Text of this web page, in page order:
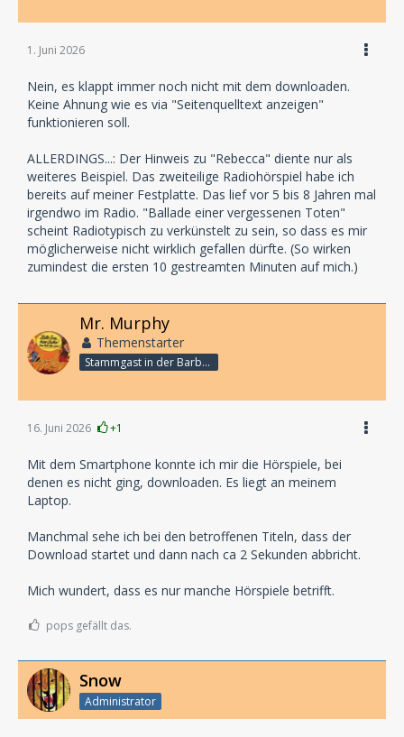
1. Juni 2026
Nein, es klappt immer noch nicht mit dem downloaden.
Keine Ahnung wie es via "Seitenquelltext anzeigen"
funktionieren soll.
ALLERDINGS...: Der Hinweis zu "Rebecca" diente nur als
weiteres Beispiel. Das zweiteilige Radiohörspiel habe ich
bereits auf meiner Festplatte. Das lief vor 5 bis 8 Jahren mal
irgendwo im Radio. "Ballade einer vergessenen Toten"
scheint Radiotypisch zu verkünstelt zu sein, so dass es mir
möglicherweise nicht wirklich gefallen dürfte. (So wirken
zumindest die ersten 10 gestreamten Minuten auf mich.)
Mr. Murphy
Themenstarter
Stammgast in der Barbarabar
16. Juni 2026 +1
Mit dem Smartphone konnte ich mir die Hörspiele, bei
denen es nicht ging, downloaden. Es liegt an meinem
Laptop.
Manchmal sehe ich bei den betroffenen Titeln, dass der
Download startet und dann nach ca 2 Sekunden abbricht.
Mich wundert, dass es nur manche Hörspiele betrifft.
pops gefällt das.
Snow
Administrator